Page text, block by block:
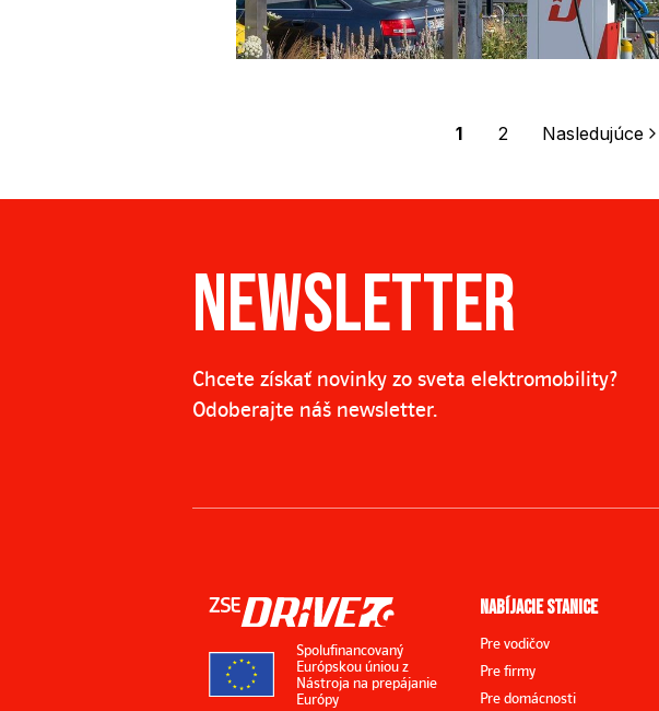
1 2 Nasledujúce
NEWSLETTER
Chcete získať novinky zo sveta elektromobility?
Odoberajte náš newsletter.
Spolufinancovaný
Európskou úniou z
Nástroja na prepájanie
Európy
NABÍJACIE STANICE
Pre vodičov
Pre firmy
Pre domácnosti